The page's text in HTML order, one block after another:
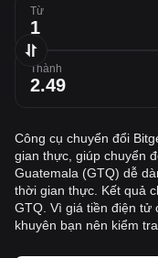
Từ
Thành
Công cụ chuyển đổi
gian thực, giúp chuyển
Guatemala (GTQ) dễ
thời gian thực. Kết quả
GTQ. Vì giá tiền điện tử
khuyên bạn nên kiểm